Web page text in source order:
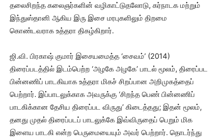
தலைசிறந்த கலைஞர்களின் வழிகாட்டுதலோடு, கர்நாடக மற்றும்
இந்துஸ்தானி ஆகிய இரு இசை மரபுகளிலும் திறமை
கொண்டவராக உத்தரா திகழ்கிறார்.
ஜி.வி. பிரகாஷ் குமார் இசையமைத்த ‘சைவம்’ (2014)
திரைப்படத்தில் இடம்பெற்ற ‘அழகே அழகே’ பாடல் மூலம், திரைப்பட
பின்னணிப் பாடகியாக உத்தரா மிகச் சிறப்பான அறிமுகத்தைப்
பெற்றார். இப்பாடலுக்காக அவருக்கு ‘சிறந்த பெண் பின்னணிப்
பாடகிக்கான தேசிய திரைப்பட விருது’ கிடைத்தது; இதன் மூலம்,
தனது முதல் திரைப்படப் பாடலுக்கே இவ்விருதைப் பெறும் மிக
இளைய பாடகி என்ற பெருமையையும் அவர் பெற்றார். தொடர்ந்து